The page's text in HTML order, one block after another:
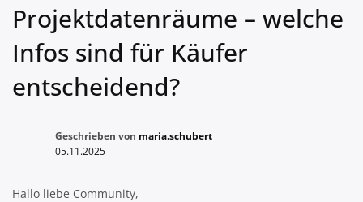
Projektdatenräume – welche
Infos sind für Käufer
entscheidend?
Geschrieben von maria.schubert
05.11.2025
Hallo liebe Community,